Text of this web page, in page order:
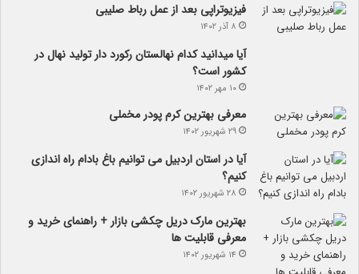
فیزیوتراپی بعد از عمل رباط صلیبی
۸ آذر ۱۴۰۲
آیا می­دانید کدام نهالستان رکورد دار تولید نهال­ در
کشور است؟
۱۰ مهر ۱۴۰۲
معرفی بهترین کرم پودر مخملی
۲۹ شهریور ۱۴۰۲
آیا در استان اردبیل می توانیم باغ بادام راه اندازی
کنیم؟
۲۸ شهریور ۱۴۰۲
بهترین مارک دریل چکشی بازار + راهنمای خرید و
معرفی قابلیت ها
۱۴ شهریور ۱۴۰۲